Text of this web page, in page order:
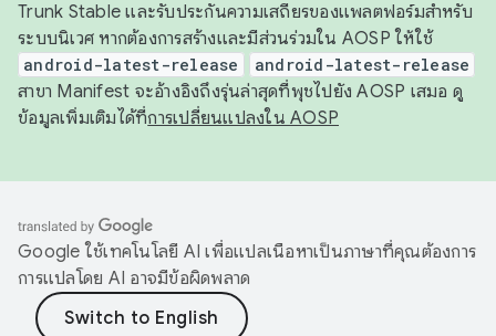
Trunk Stable และรับประกันความเสถียรของแพลตฟอร์มสำหรับ
ระบบนิเวศ หากต้องการสร้างและมีส่วนร่วมใน AOSP ให้ใช้
android-latest-release android-latest-release
สาขา Manifest จะอ้างอิงถึงรุ่นล่าสุดที่พุชไปยัง AOSP เสมอ ดู
ข้อมูลเพิ่มเติมได้ที่การเปลี่ยนแปลงใน AOSP
Google ใช้เทคโนโลยี AI เพื่อแปลเนื้อหาเป็นภาษาที่คุณต้องการ
การแปลโดย AI อาจมีข้อผิดพลาด